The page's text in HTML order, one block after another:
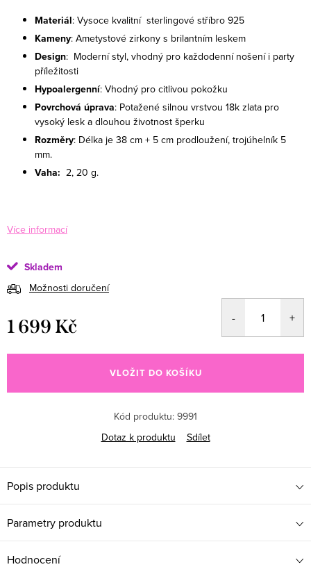
Materiál: Vysoce kvalitní sterlingové stříbro 925
Kameny: Ametystové zirkony s brilantním leskem
Design: Moderní styl, vhodný pro každodenní nošení i party
příležitosti
Hypoalergenní: Vhodný pro citlivou pokožku
Povrchová úprava: Potažené silnou vrstvou 18k zlata pro
vysoký lesk a dlouhou životnost šperku
Rozměry: Délka je 38 cm + 5 cm prodloužení, trojúhelník 5
mm.
Vaha: 2, 20 g.
Více informací
Skladem
Možnosti doručení
1 699 Kč
VLOŽIT DO KOŠÍKU
Kód produktu: 9991
Dotaz k produktu
Sdílet
Popis produktu
Parametry produktu
Hodnocení